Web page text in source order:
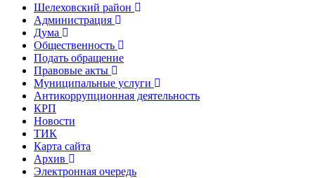
Шелеховский район
Администрация
Дума
Общественность
Подать обращение
Правовые акты
Муниципальные услуги
Антикоррупционная деятельность
КРП
Новости
ТИК
Карта сайта
Архив
Электронная очередь